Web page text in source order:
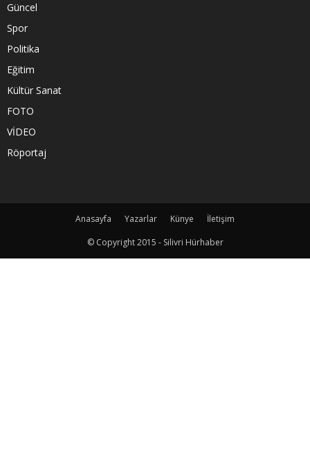
Güncel
Spor
Politika
Eğitim
Kültür Sanat
FOTO
VİDEO
Röportaj
Anasayfa Yazarlar Künye
İletişim
© Copyright 2015 - Silivri Hürhaber